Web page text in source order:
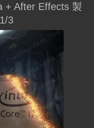
+ After Effects 製
3